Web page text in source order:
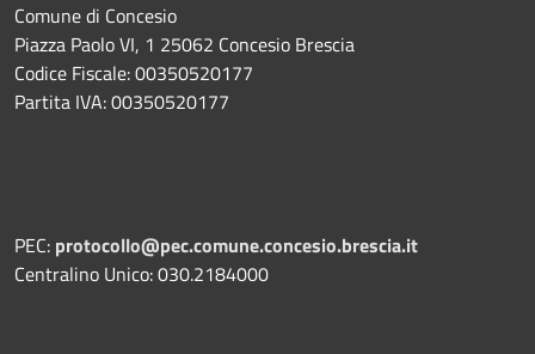
Comune di Concesio
Piazza Paolo VI, 1 25062 Concesio Brescia
Codice Fiscale: 00350520177
Partita IVA: 00350520177
PEC: protocollo@pec.comune.concesio.brescia.it
Centralino Unico: 030.2184000